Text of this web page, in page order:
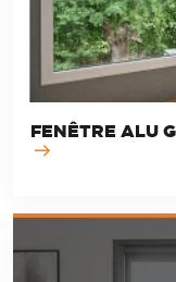
FENÊTRE ALU